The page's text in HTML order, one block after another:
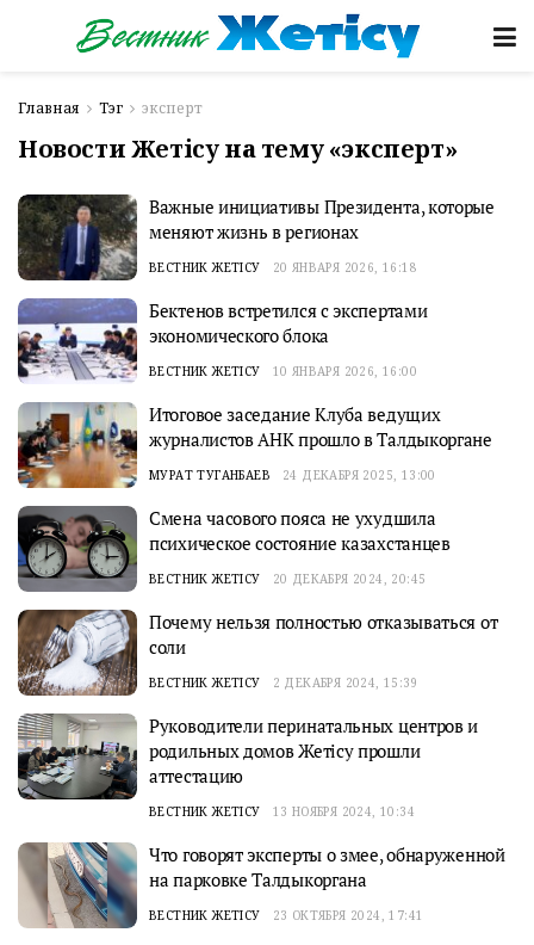
Главная Тэг эксперт
Новости Жетісу на тему «эксперт»
Важные инициативы Президента, которые
меняют жизнь в регионах
ВЕСТНИК ЖЕТІСУ 20 ЯНВАРЯ 2026, 16:18
Бектенов встретился с экспертами
экономического блока
ВЕСТНИК ЖЕТІСУ 10 ЯНВАРЯ 2026, 16:00
Итоговое заседание Клуба ведущих
журналистов АНК прошло в Талдыкоргане
МУРАТ ТУГАНБАЕВ 24 ДЕКАБРЯ 2025, 13:00
Смена часового пояса не ухудшила
психическое состояние казахстанцев
ВЕСТНИК ЖЕТІСУ 20 ДЕКАБРЯ 2024, 20:45
Почему нельзя полностью отказываться от
соли
ВЕСТНИК ЖЕТІСУ 2 ДЕКАБРЯ 2024, 15:39
Руководители перинатальных центров и
родильных домов Жетісу прошли
аттестацию
ВЕСТНИК ЖЕТІСУ 13 НОЯБРЯ 2024, 10:34
Что говорят эксперты о змее, обнаруженной
на парковке Талдыкоргана
ВЕСТНИК ЖЕТІСУ 23 ОКТЯБРЯ 2024, 17:41